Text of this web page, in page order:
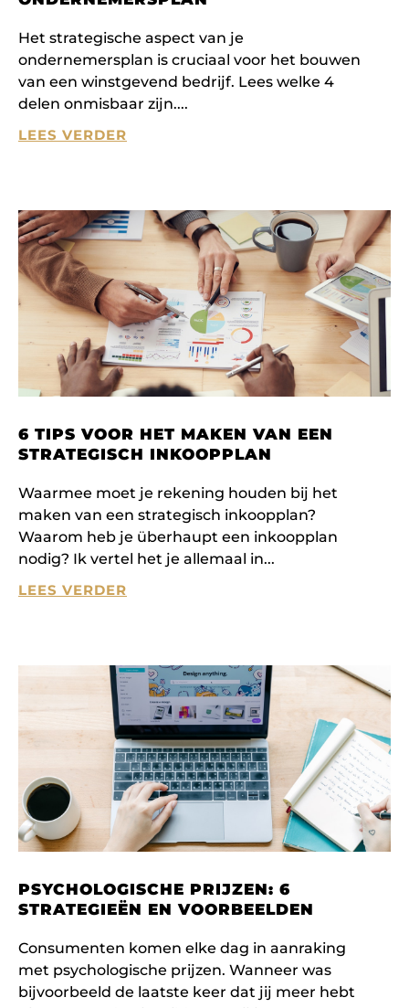
Het strategische aspect van je
ondernemersplan is cruciaal voor het bouwen
van een winstgevend bedrijf. Lees welke 4
delen onmisbaar zijn.
LEES VERDER
6 TIPS VOOR HET MAKEN VAN EEN
STRATEGISCH INKOOPPLAN
Waarmee moet je rekening houden bij het
maken van een strategisch inkoopplan?
Waarom heb je überhaupt een inkoopplan
nodig? Ik vertel het je allemaal in
LEES VERDER
PSYCHOLOGISCHE PRIJZEN: 6
STRATEGIEËN EN VOORBEELDEN
Consumenten komen elke dag in aanraking
met psychologische prijzen. Wanneer was
bijvoorbeeld de laatste keer dat jij meer hebt